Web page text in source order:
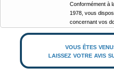
Conformément à
1978, vous
concernant vos
vous êtes
laissez votre avis